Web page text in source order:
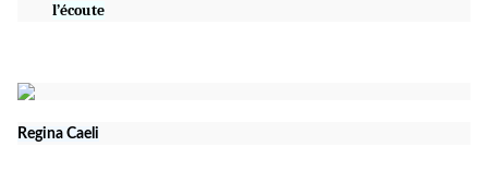
l’écoute
Regina Caeli